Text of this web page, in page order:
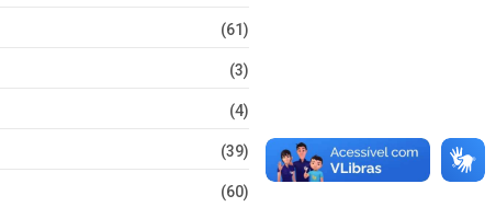
(61)
(3)
(4)
(39)
(60)